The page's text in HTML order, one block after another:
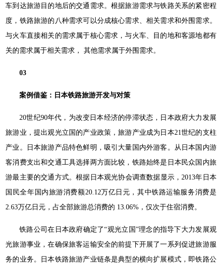
车到达旅游目的地后的交通需求。根据旅游需求与铁路关系的紧密程
度，铁路旅游的八种需求可以分成核心需求、相关需求和外围需求。
与火车直接相关的需求属于核心需求，与火车、目的地和客源地都有
关的需求属于相关需求， 其他需求属于外围需求。
03
案例借鉴：日本铁路旅游开发与对策
20世纪90年代，为改变日本经济的停滞状态，日本政府大力发展
旅游业，提出观光立国的产业政策，旅游产业成为日本21世纪的支柱
产业。日本旅游产品特色鲜明，吸引大量国内外游客。从日本国内游
客消费支出和交通工具选择两方面比较，铁路始终是日本民众国内旅
游最主要的交通方式。根据日本观光协会调查数据显示，2013年日本
国民全年国内旅游消费额20.12万亿日元，其中铁路运输服务消费是
2.63万亿日元，占全部旅游总消费的 13.06%，仅次于住宿消费。
铁路公司在日本政府确定了“观光立国”理念的指导下大力发展观
光旅游事业，在确保旅客运输安全的前提下开展了一系列促进旅游服
务的业务。日本铁路旅游产业链条是典型的横向扩展模式，即铁路公